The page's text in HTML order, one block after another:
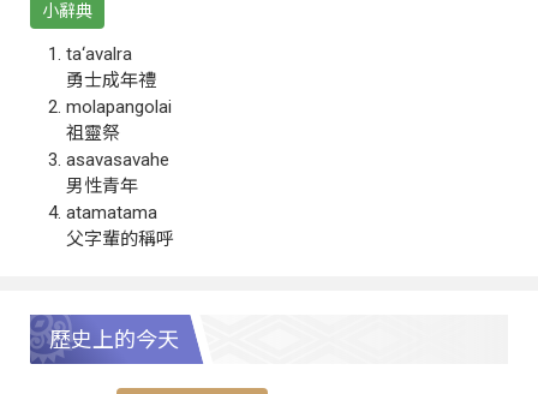
小辭典
ta‘avalra
勇士成年禮
molapangolai
祖靈祭
asavasavahe
男性青年
atamatama
父字輩的稱呼
歷史上的今天